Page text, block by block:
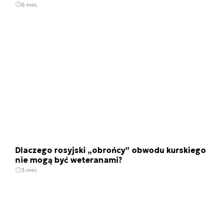
6 min.
Dlaczego rosyjski „obrońcy” obwodu kurskiego
nie mogą być weteranami?
3 min.